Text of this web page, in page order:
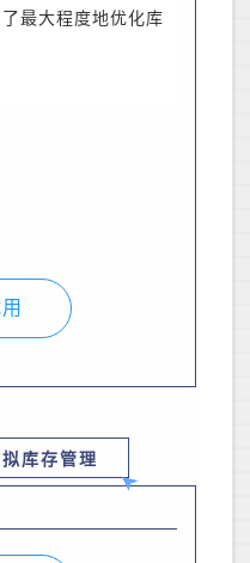
最大程度地优化库
库存管理